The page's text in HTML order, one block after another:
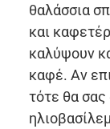
θαλάσσια
και
καλύψουν
καφέ. Αν
τότε θα σας